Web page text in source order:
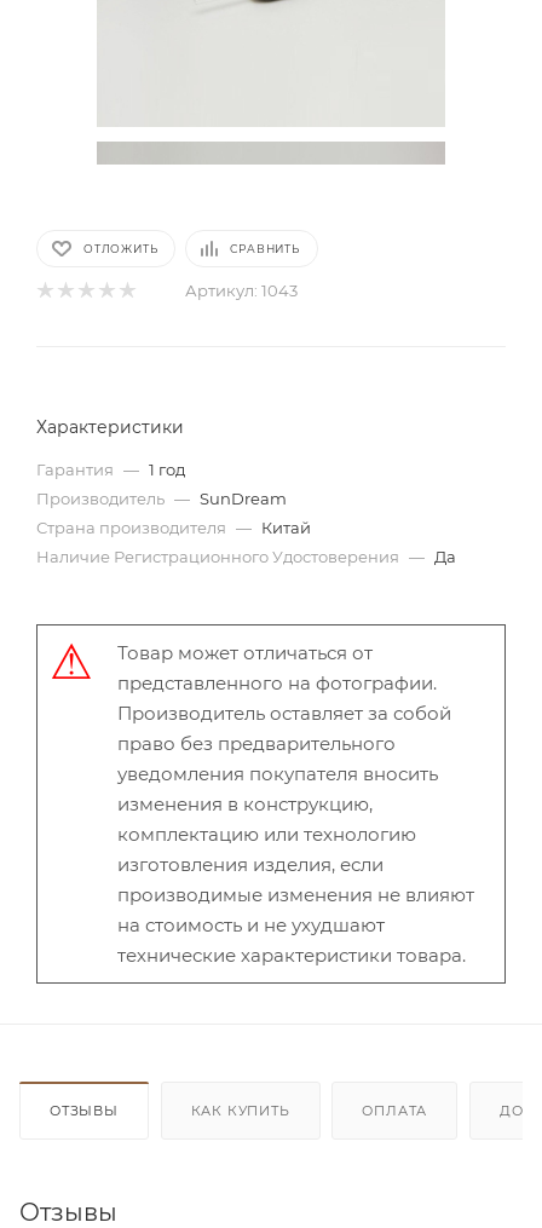
ОТЛОЖИТЬ СРАВНИТЬ
Артикул: 1043
Характеристики
Гарантия — 1 год
Производитель — SunDream
Страна производителя — Китай
Наличие Регистрационного Удостоверения — Да
Товар может отличаться от
представленного на фотографии.
Производитель оставляет за собой
право без предварительного
уведомления покупателя вносить
изменения в конструкцию,
комплектацию или технологию
изготовления изделия, если
производимые изменения не влияют
на стоимость и не ухудшают
технические характеристики товара.
ОТЗЫВЫ КАК КУПИТЬ ОПЛАТА
Отзывы